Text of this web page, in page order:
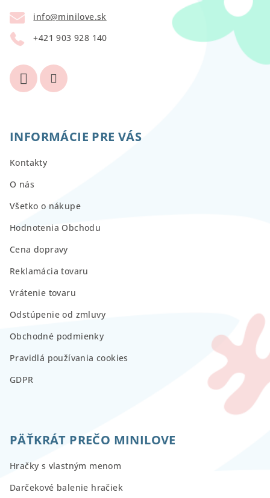
info@minilove.sk
+421 903 928 140
INFORMÁCIE PRE VÁS
Kontakty
O nás
Všetko o nákupe
Hodnotenia Obchodu
Cena dopravy
Reklamácia tovaru
Vrátenie tovaru
Odstúpenie od zmluvy
Obchodné podmienky
Pravidlá používania cookies
GDPR
PÄŤKRÁT PREČO MINILOVE
Hračky s vlastným menom
Darčekové balenie hračiek